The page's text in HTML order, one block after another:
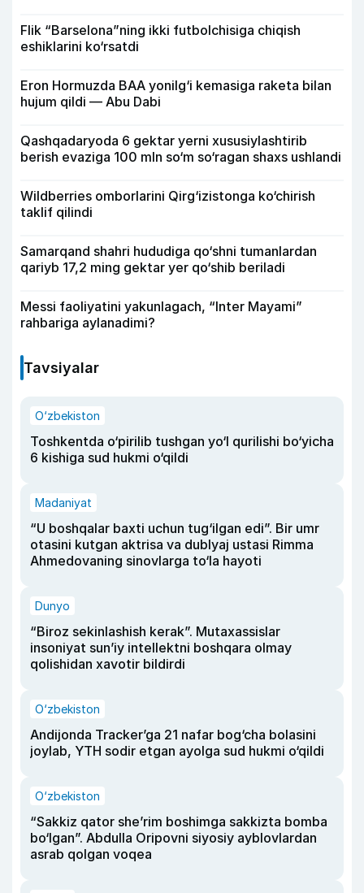
Flik “Barselona”ning ikki futbolchisiga chiqish
eshiklarini ko‘rsatdi
Eron Hormuzda BAA yonilg‘i kemasiga raketa bilan
hujum qildi — Abu Dabi
Qashqadaryoda 6 gektar yerni xususiylashtirib
berish evaziga 100 mln so‘m so‘ragan shaxs ushlandi
Wildberries omborlarini Qirg‘izistonga ko‘chirish
taklif qilindi
Samarqand shahri hududiga qo‘shni tumanlardan
qariyb 17,2 ming gektar yer qo‘shib beriladi
Messi faoliyatini yakunlagach, “Inter Mayami”
rahbariga aylanadimi?
Tavsiyalar
O‘zbekiston
Toshkentda o‘pirilib tushgan yo‘l qurilishi bo‘yicha
6 kishiga sud hukmi o‘qildi
Madaniyat
“U boshqalar baxti uchun tug‘ilgan edi”. Bir umr
otasini kutgan aktrisa va dublyaj ustasi Rimma
Ahmedovaning sinovlarga to‘la hayoti
Dunyo
“Biroz sekinlashish kerak”. Mutaxassislar
insoniyat sun’iy intellektni boshqara olmay
qolishidan xavotir bildirdi
O‘zbekiston
Andijonda Tracker’ga 21 nafar bog‘cha bolasini
joylab, YTH sodir etgan ayolga sud hukmi o‘qildi
O‘zbekiston
“Sakkiz qator she’rim boshimga sakkizta bomba
bo‘lgan”. Abdulla Oripovni siyosiy ayblovlardan
asrab qolgan voqea